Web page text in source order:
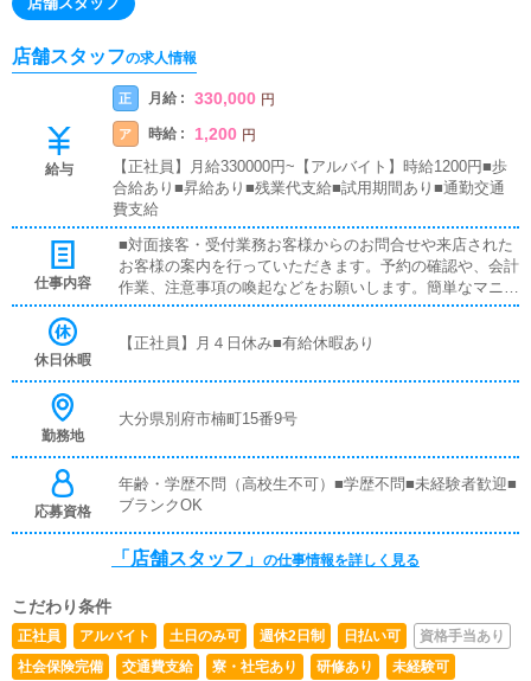
店舗スタッフの求人情報
給与
正 月給 : 330,000 円
ア 時給 : 1,200 円
【正社員】月給330000円~【アルバイト】時給1200円■歩
合給あり■昇給あり■残業代支給■試用期間あり■通勤交通
費支給
仕事内容
■対面接客・受付業務お客様からのお問合せや来店された
お客様の案内を行っていただきます。予約の確認や、会計
作業、注意事項の喚起などをお願いします。簡単なマニュ
アルや、先輩スタッフに付いて業務内容を見ながら徐々に
す。■PC更新業務ヘブンネットなど、ポータルサイト等の
はボタンを押すだけや、ブログの更新時に簡単に文字が入
きます。■清掃・備品管理お客様やキャストの方に快適に
お過ごしいただくため、店内の清掃や備品の管理・補充を
行っていただきます。主な業務はホームページへの女の子
運営していく中で総合的なお仕事になります。
休日休暇
【正社員】月４日休み■有給休暇あり
勤務地
大分県別府市楠町15番9号
応募資格
年齢・学歴不問（高校生不可）■学歴不問■未経験者歓迎■
ブランクOK
「店舗スタッフ」 の仕事情報を詳しく見る
こだわり条件
正社員 アルバイト 土日のみ可 週休2日制 日払い可
資格手当あり
社会保険完備
交通費支給 寮・社宅あり 研修あり
未経験可